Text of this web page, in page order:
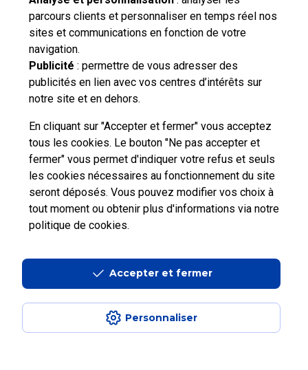
parcours clients et personnaliser en temps réel nos
sites et communications en fonction de votre
navigation.
Publicité : permettre de vous adresser des
publicités en lien avec vos centres d’intérêts sur
notre site et en dehors.
En cliquant sur "Accepter et fermer" vous acceptez
tous les cookies. Le bouton "Ne pas accepter et
fermer" vous permet d'indiquer votre refus et seuls
les cookies nécessaires au fonctionnement du site
seront déposés. Vous pouvez modifier vos choix à
tout moment ou obtenir plus d'informations via notre
politique de cookies.
Personnaliser
Accepter et fermer
Vous n'avez pas trouvé de solution parmi nos FAQs,
vous souhaitez nous contacter ou déposer une
réclamation ?
contacter
Professionnels Entreprises et Collectivités
Plan du site| Accessibilité : partiellement conforme